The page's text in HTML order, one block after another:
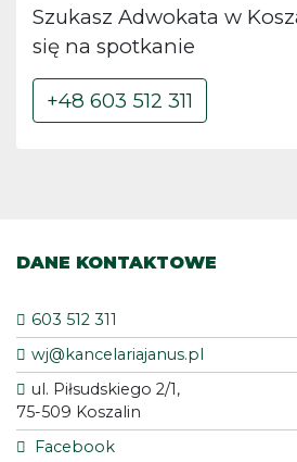
Szukasz Adwokata w
się na spotkanie
+48 603 512 311
DANE KONTAKTOWE
603 512 311
wj@kancelariajanus.pl
ul. Piłsudskiego 2/1,
75-509 Koszalin
Facebook